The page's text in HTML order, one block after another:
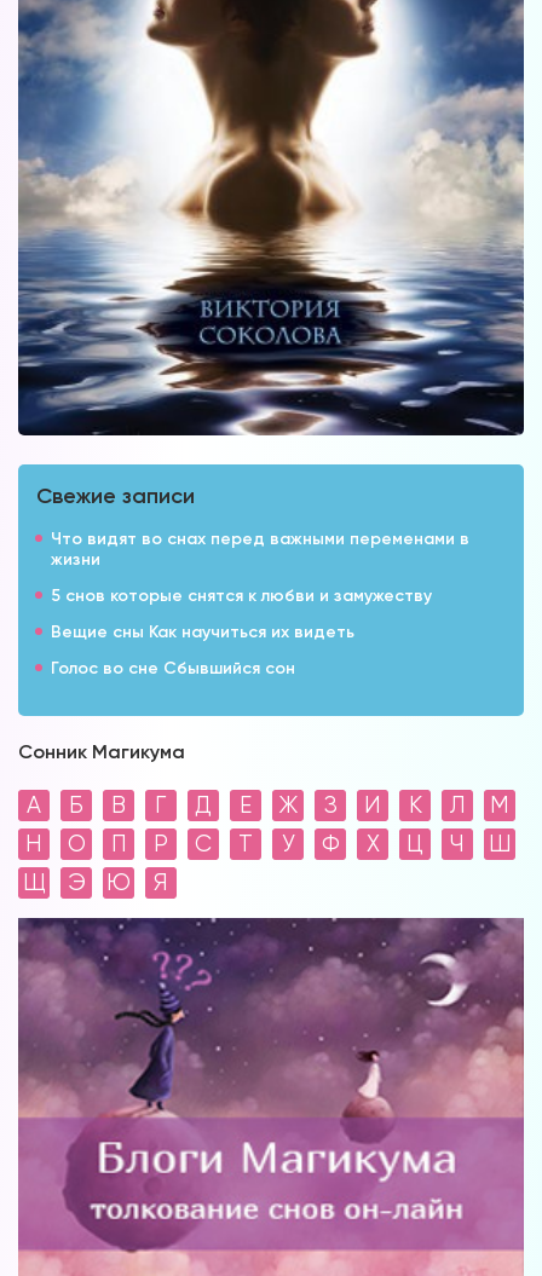
Свежие записи
Что видят во снах перед важными переменами в
жизни
5 снов которые снятся к любви и замужеству
Вещие сны Как научиться их видеть
Голос во сне Сбывшийся сон
Сонник Магикума
А Б В Г Д Е Ж З И К Л
М
Н
О П Р С Т У Ф Х Ц Ч
Ш
Щ
Э Ю Я